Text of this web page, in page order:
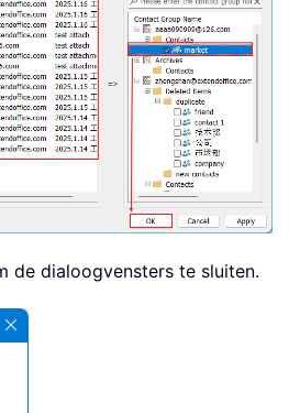
de dialoogvensters te sluiten.